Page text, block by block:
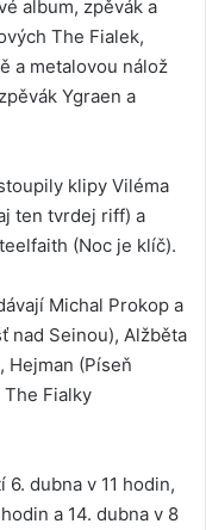
album, zpěvák a
The Fialek,
a metalovou nálož
Ygraen a
klipy Viléma
ten tvrdej riff) a
(Noc je klíč).
Michal Prokop a
nad Seinou), Alžběta
Hejman (Píseň
Fialky
dubna v 11 hodin,
a 14. dubna v 8